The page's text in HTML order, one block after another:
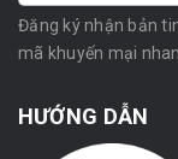
Đăng ký nhận bản
mã khuyến mại
HƯỚNG DẪN